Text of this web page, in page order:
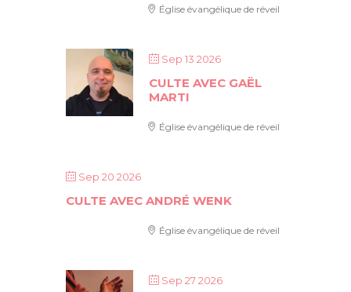
Église évangélique de réveil
Sep 13 2026
CULTE AVEC GAËL
MARTI
Église évangélique de réveil
Sep 20 2026
CULTE AVEC ANDRÉ WENK
Église évangélique de réveil
Sep 27 2026